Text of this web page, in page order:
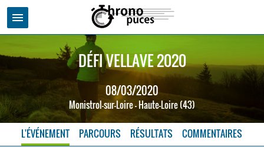
menu
DÉFI VELLAVE 2020
08/03/2020
Monistrol-sur-Loire - Haute-Loire (43)
L'ÉVÉNEMENT PARCOURS RÉSULTATS COMMENTAIRES